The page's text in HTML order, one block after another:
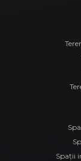
Spații